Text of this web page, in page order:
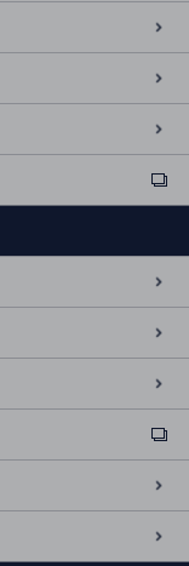
ext
e
n
al
si
t
e
ext
e
r
n
al